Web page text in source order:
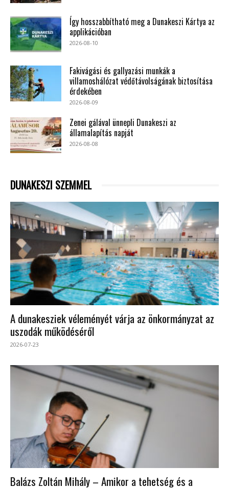
Így hosszabbítható meg a Dunakeszi Kártya az
applikációban
2026-08-10
Fakivágási és gallyazási munkák a
villamoshálózat védőtávolságának biztosítása
érdekében
2026-08-09
Zenei gálával ünnepli Dunakeszi az
államalapítás napját
2026-08-08
DUNAKESZI SZEMMEL
A dunakesziek véleményét várja az önkormányzat az
uszodák működéséről
2026-07-23
Balázs Zoltán Mihály – Amikor a tehetség és a